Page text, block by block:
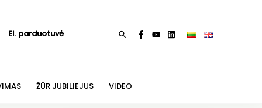
El. parduotuvė Paieška
ŽŪR JUBILIEJUS VIDEO